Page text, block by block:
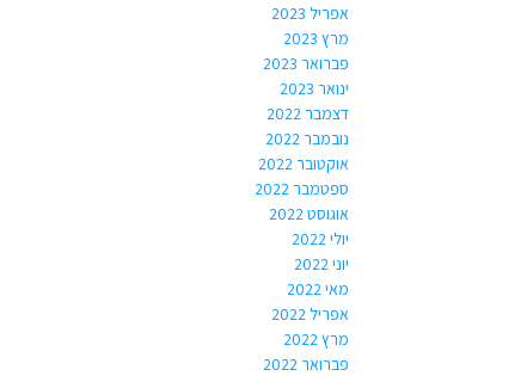
אפריל 2023
מרץ 2023
פברואר 2023
ינואר 2023
דצמבר 2022
נובמבר 2022
אוקטובר 2022
ספטמבר 2022
אוגוסט 2022
יולי 2022
יוני 2022
מאי 2022
אפריל 2022
מרץ 2022
פברואר 2022